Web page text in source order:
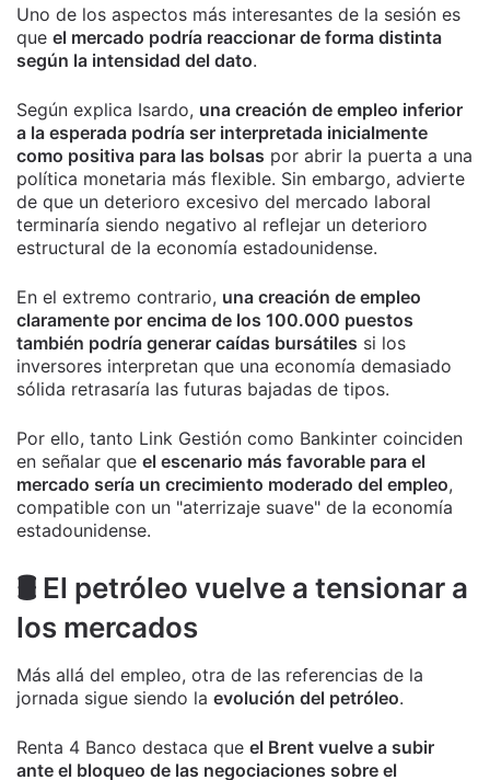
Uno de los aspectos más interesantes de la sesión es
que el mercado podría reaccionar de forma distinta
según la intensidad del dato.
Según explica Isardo, una creación de empleo inferior
a la esperada podría ser interpretada inicialmente
como positiva para las bolsas por abrir la puerta a una
política monetaria más flexible. Sin embargo, advierte
de que un deterioro excesivo del mercado laboral
terminaría siendo negativo al reflejar un deterioro
estructural de la economía estadounidense.
En el extremo contrario, una creación de empleo
claramente por encima de los 100.000 puestos
también podría generar caídas bursátiles si los
inversores interpretan que una economía demasiado
sólida retrasaría las futuras bajadas de tipos.
Por ello, tanto Link Gestión como Bankinter coinciden
en señalar que el escenario más favorable para el
mercado sería un crecimiento moderado del empleo,
compatible con un "aterrizaje suave" de la economía
estadounidense.
🛢️ El petróleo vuelve a tensionar a
los mercados
Más allá del empleo, otra de las referencias de la
jornada sigue siendo la evolución del petróleo.
Renta 4 Banco destaca que el Brent vuelve a subir
ante el bloqueo de las negociaciones sobre el